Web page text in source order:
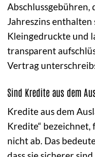
Abschlussgebühren,
Jahreszins
Kleingedruckte und
transparent
Vertrag
Sind Kredite aus dem
Kredite aus dem
Kredite“ bezeichnet,
nicht ab. Das